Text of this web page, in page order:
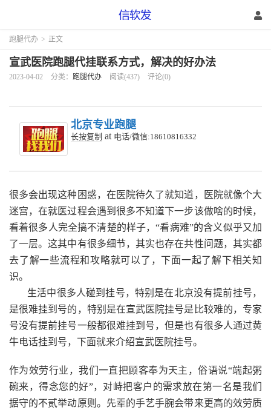
跑腿代办 > 正文
宣武医院跑腿代挂联系方式，解决的好办法
2023-04-02 分类： 跑腿代办 阅读(437) 评论(0)
北京专业跑腿
长按复制 at 电话/微信:18610816332
很多会出现这种困惑，在医院待久了就知道，医院就像个大
迷宫，在就医过程会遇到很多不知道下一步该做啥的时候，
看着很多人完全搞不清楚的样子，“看病难”的含义似乎又加
了一层。这其中有很多细节，其实也存在共性问题，其实都
去了解一些流程和攻略就可以了，下面一起了解下相关知
识。
生活中很多人碰到挂号，特别是在北京没有提前挂号，
是很难挂到号的，特别是在宣武医院挂号是比较难的，专家
号没有提前挂号一般都很难挂到号，但是也有很多人通过黄
牛电话挂到号，下面就来介绍宣武医院挂号。
作为效劳行业，我们一直把顾客奉为天主，俗语说“端起粥
碗来，得念您的好”，对峙把客户的需求放在第一名是我们
据守的不贰举动原则。先辈的手艺手腕会带来更高的效劳质